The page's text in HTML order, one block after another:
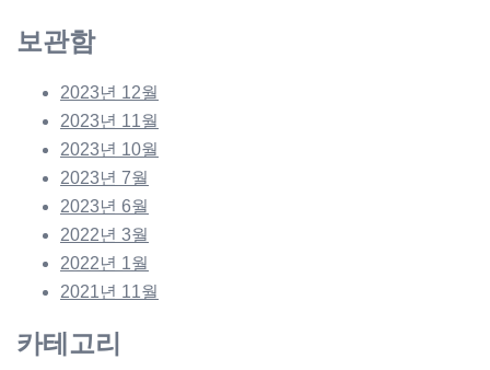
보관함
2023년 12월
2023년 11월
2023년 10월
2023년 7월
2023년 6월
2022년 3월
2022년 1월
2021년 11월
카테고리